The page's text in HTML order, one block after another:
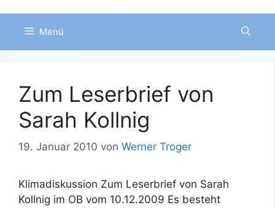
Menü
Zum Leserbrief von
Sarah Kollnig
19. Januar 2010 von Werner Troger
Klimadiskussion Zum Leserbrief von Sarah
Kollnig im OB vom 10.12.2009 Es besteht